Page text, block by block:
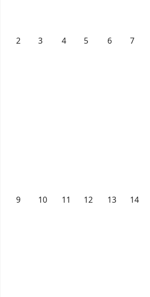
2 3 4 5 6 7
9 10 11 12 13 14